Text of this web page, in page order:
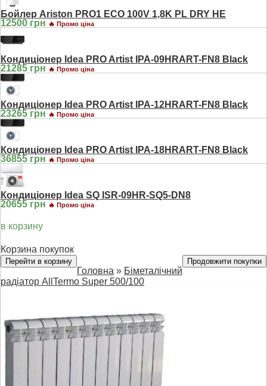
Бойлер Ariston PRO1 ECO 100V 1,8K PL DRY HE
12500 грн 🔥 Промо ціна
Кондиціонер Idea PRO Artist IPA-09HRART-FN8 Black
21285 грн 🔥 Промо ціна
Кондиціонер Idea PRO Artist IPA-12HRART-FN8 Black
23265 грн 🔥 Промо ціна
Кондиціонер Idea PRO Artist IPA-18HRART-FN8 Black
36855 грн 🔥 Промо ціна
Кондиціонер Idea SQ ISR-09HR-SQ5-DN8
20655 грн 🔥 Промо ціна
в корзину
Корзина покупок
Перейти в корзину Продовжити покупки
Головна » Біметалічний
радіатор AllTermo Super 500/100